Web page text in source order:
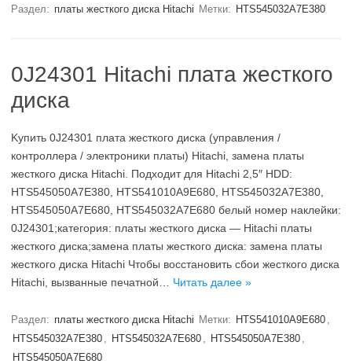
Раздел: платы жесткого диска Hitachi Метки: HTS545032A7E380
0J24301 Hitachi плата жесткого
диска
Kупить 0J24301 плата жесткого диска (управления /
контроллера / электроники платы) Hitachi, замена платы
жесткого диска Hitachi. Подходит для Hitachi 2,5″ HDD:
HTS545050A7E380, HTS541010A9E680, HTS545032A7E380,
HTS545050A7E680, HTS545032A7E680 белый номер наклейки:
0J24301;категория: платы жесткого диска — Hitachi платы
жесткого диска;замена платы жесткого диска: замена платы
жесткого диска Hitachi Чтобы восстановить сбои жесткого диска
Hitachi, вызванные печатной… Читать далее »
Раздел: платы жесткого диска Hitachi Метки: HTS541010A9E680 ,
HTS545032A7E380 , HTS545032A7E680 , HTS545050A7E380 ,
HTS545050A7E680